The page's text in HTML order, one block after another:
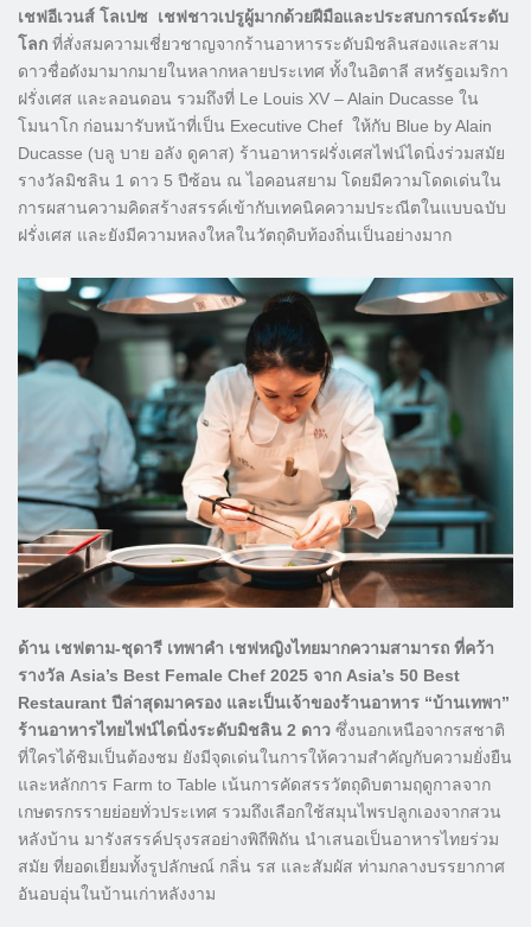
เชฟอีเวนส์ โลเปซ เชฟชาวเปรูผู้มากด้วยฝีมือและประสบการณ์ระดับ
โลก ที่สั่งสมความเชี่ยวชาญจากร้านอาหารระดับมิชลินสองและสาม
ดาวชื่อดังมามากมายในหลากหลายประเทศ ทั้งในอิตาลี สหรัฐอเมริกา
ฝรั่งเศส และลอนดอน รวมถึงที่ Le Louis XV – Alain Ducasse ใน
โมนาโก ก่อนมารับหน้าที่เป็น Executive Chef ให้กับ Blue by Alain
Ducasse (บลู บาย อลัง ดูคาส) ร้านอาหารฝรั่งเศสไฟน์ไดนิ่งร่วมสมัย
รางวัลมิชลิน 1 ดาว 5 ปีซ้อน ณ ไอคอนสยาม โดยมีความโดดเด่นใน
การผสานความคิดสร้างสรรค์เข้ากับเทคนิคความประณีตในแบบฉบับ
ฝรั่งเศส และยังมีความหลงใหลในวัตถุดิบท้องถิ่นเป็นอย่างมาก
ด้าน เชฟตาม-ชุดารี เทพาคำ เชฟหญิงไทยมากความสามารถ ที่คว้า
รางวัล Asia’s Best Female Chef 2025 จาก Asia’s 50 Best
Restaurant ปีล่าสุดมาครอง และเป็นเจ้าของร้านอาหาร “บ้านเทพา”
ร้านอาหารไทยไฟน์ไดนิ่งระดับมิชลิน 2 ดาว ซึ่งนอกเหนือจากรสชาติ
ที่ใครได้ชิมเป็นต้องชม ยังมีจุดเด่นในการให้ความสำคัญกับความยั่งยืน
และหลักการ Farm to Table เน้นการคัดสรรวัตถุดิบตามฤดูกาลจาก
เกษตรกรรายย่อยทั่วประเทศ รวมถึงเลือกใช้สมุนไพรปลูกเองจากสวน
หลังบ้าน มารังสรรค์ปรุงรสอย่างพิถีพิถัน นำเสนอเป็นอาหารไทยร่วม
สมัย ที่ยอดเยี่ยมทั้งรูปลักษณ์ กลิ่น รส และสัมผัส ท่ามกลางบรรยากาศ
อันอบอุ่นในบ้านเก่าหลังงาม